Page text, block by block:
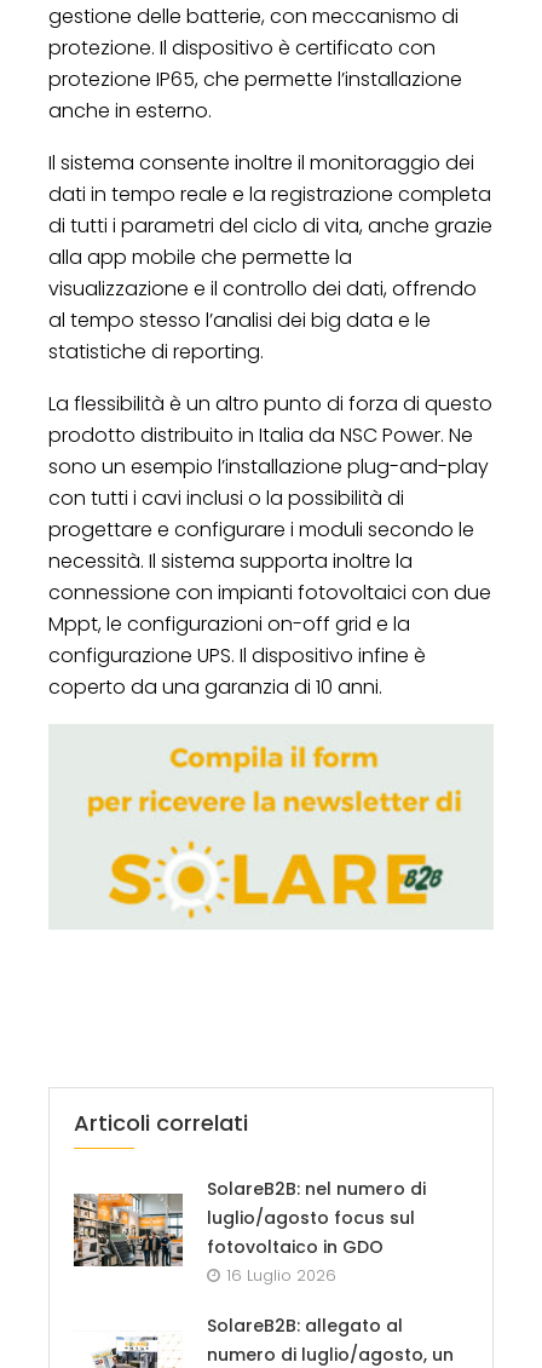
gestione delle batterie, con meccanismo di
protezione. Il dispositivo è certificato con
protezione IP65, che permette l’installazione
anche in esterno.
Il sistema consente inoltre il monitoraggio dei
dati in tempo reale e la registrazione completa
di tutti i parametri del ciclo di vita, anche grazie
alla app mobile che permette la
visualizzazione e il controllo dei dati, offrendo
al tempo stesso l’analisi dei big data e le
statistiche di reporting.
La flessibilità è un altro punto di forza di questo
prodotto distribuito in Italia da NSC Power. Ne
sono un esempio l’installazione plug-and-play
con tutti i cavi inclusi o la possibilità di
progettare e configurare i moduli secondo le
necessità. Il sistema supporta inoltre la
connessione con impianti fotovoltaici con due
Mppt, le configurazioni on-off grid e la
configurazione UPS. Il dispositivo infine è
coperto da una garanzia di 10 anni.
Articoli correlati
SolareB2B: nel numero di
luglio/agosto focus sul
fotovoltaico in GDO
16 Luglio 2026
SolareB2B: allegato al
numero di luglio/agosto, un